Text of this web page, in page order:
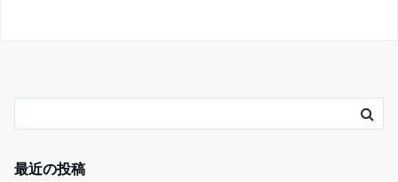
最近の投稿